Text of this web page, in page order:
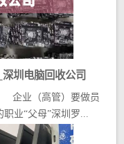
圳电脑回收公司
（高管）要做员
业“父母”深圳罗...